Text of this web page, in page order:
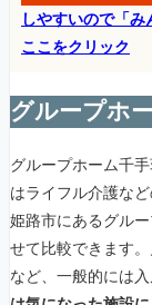
しやすいので「
ここをクリック
グループホ
グループホーム千
はライフル介護な
姫路市にあるグル
せて比較できます
など、一般的には